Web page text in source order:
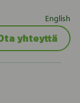
English
yhteyttä